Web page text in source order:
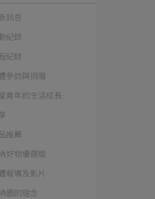
訊息
紀錄
紀錄
參訪與捐贈
青年的生活成長
推薦
好物優選版
報導及影片
園的理念